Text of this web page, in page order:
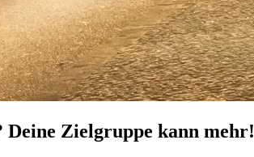
Zielgruppe kann mehr!